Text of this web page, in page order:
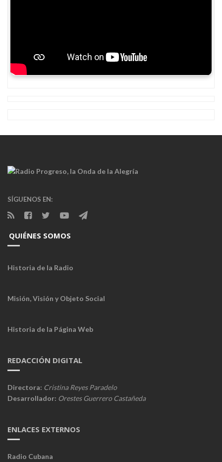
SÍGUENOS EN:
QUIÉNES SOMOS
Historia de la Radio
Misión, Visión y Objeto Social
Historia de la Página Web
REDACCIÓN DIGITAL
Directora: Cristina Reyes Paradelo
Desarrollador: Orestes Guerrero Castañeda
ENLACES EXTERNOS
Radio Cubana